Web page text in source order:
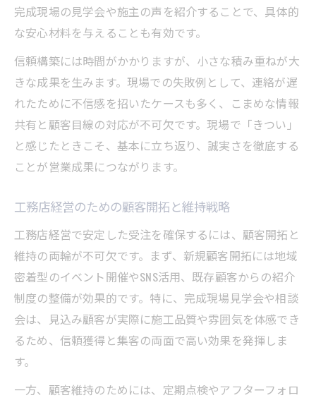
完成現場の見学会や施主の声を紹介することで、具体的
な安心材料を与えることも有効です。
信頼構築には時間がかかりますが、小さな積み重ねが大
きな成果を生みます。現場での失敗例として、連絡が遅
れたために不信感を招いたケースも多く、こまめな情報
共有と顧客目線の対応が不可欠です。現場で「きつい」
と感じたときこそ、基本に立ち返り、誠実さを徹底する
ことが営業成果につながります。
工務店経営のための顧客開拓と維持戦略
工務店経営で安定した受注を確保するには、顧客開拓と
維持の両輪が不可欠です。まず、新規顧客開拓には地域
密着型のイベント開催やSNS活用、既存顧客からの紹介
制度の整備が効果的です。特に、完成現場見学会や相談
会は、見込み顧客が実際に施工品質や雰囲気を体感でき
るため、信頼獲得と集客の両面で高い効果を発揮しま
す。
一方、顧客維持のためには、定期点検やアフターフォロ